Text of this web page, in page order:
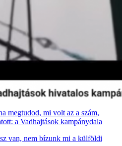
megtudod, mi volt az a szám,
a Vadhajtások kampánydala
van, nem bízunk mi a külföldi